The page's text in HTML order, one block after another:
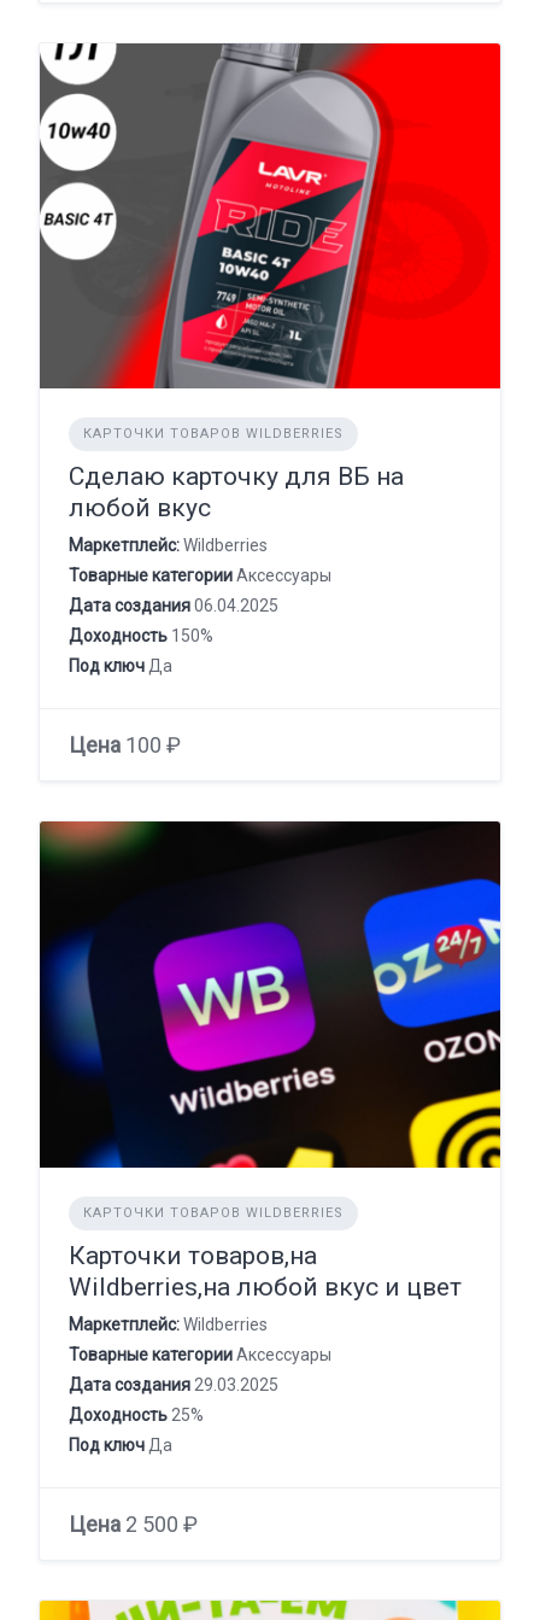
КАРТОЧКИ ТОВАРОВ WILDBERRIES
Сделаю карточку для ВБ на
любой вкус
Маркетплейс:Wildberries
Товарные категорииАксессуары
Дата создания06.04.2025
Доходность 150%
Под ключ Да
Цена 100 ₽
КАРТОЧКИ ТОВАРОВ WILDBERRIES
Карточки товаров,на
Wildberries,на любой вкус и цвет
Маркетплейс:Wildberries
Товарные категорииАксессуары
Дата создания 29.03.2025
Доходность 25%
Под ключ Да
Цена 2 500 ₽